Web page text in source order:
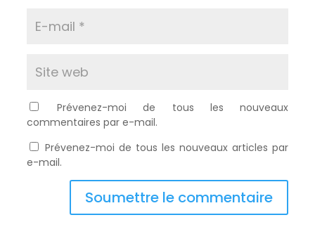
Prévenez-moi de tous les nouveaux
commentaires par e-mail.
Prévenez-moi de tous les nouveaux articles par
e-mail.
Soumettre le commentaire